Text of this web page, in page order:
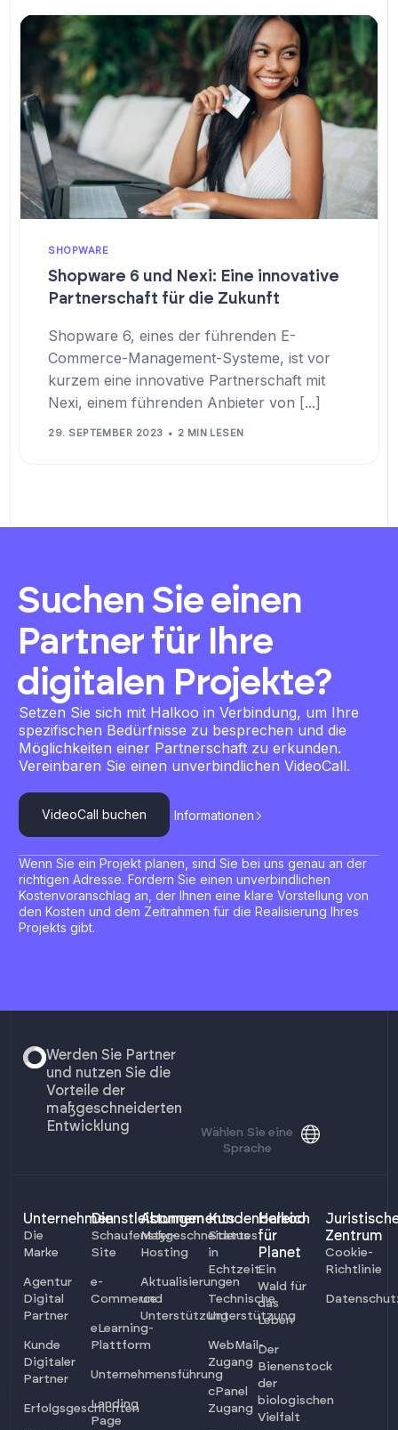
SHOPWARE
Shopware 6 und Nexi: Eine innovative
Partnerschaft für die Zukunft
Shopware 6, eines der führenden E-
Commerce-Management-Systeme, ist vor
kurzem eine innovative Partnerschaft mit
Nexi, einem führenden Anbieter von [...]
29. SEPTEMBER 2023 2 MIN LESEN
Suchen Sie einen
Partner für Ihre
digitalen Projekte?
Setzen Sie sich mit Halkoo in Verbindung, um Ihre
spezifischen Bedürfnisse zu besprechen und die
Möglichkeiten einer Partnerschaft zu erkunden.
Vereinbaren Sie einen unverbindlichen VideoCall.
VideoCall buchen Informationen
Wenn Sie ein Projekt planen, sind Sie bei uns genau an der
richtigen Adresse. Fordern Sie einen unverbindlichen
Kostenvoranschlag an, der Ihnen eine klare Vorstellung von
den Kosten und dem Zeitrahmen für die Realisierung Ihres
Projekts gibt.
Werden Sie Partner
und nutzen Sie die
Vorteile der
maßgeschneiderten
Entwicklung
Wählen Sie eine
Sprache
Unternehmen
Die
Marke
Agentur
Digital
Partner
Kunde
Digitaler
Partner
Erfolgsgeschichten
Dienstleistungen
Schaufenster-
Site
e-
Commerce
eLearning-
Plattform
Unternehmensführung
Landing
Page
Abonnements
Maßgeschneidertes
Hosting
Aktualisierungen
und
Unterstützung
Kundenbereich
Status
in
Echtzeit
Technische
Unterstützung
WebMail-
Zugang
cPanel
Zugang
Halkoo
für
Planet
Ein
Wald für
das
Leben
Der
Bienenstock
der
biologischen
Vielfalt
Zentrum
Cookie-
Richtlinie